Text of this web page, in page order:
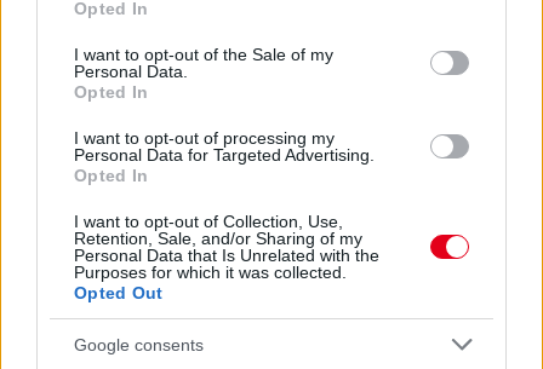
use your data for below specified purposes in below Google
consent section.
Opted In
I want to opt-out of the Sale of my
Personal Data.
Opted In
I want to opt-out of processing my
Personal Data for Targeted Advertising.
Opted In
I want to opt-out of Collection, Use,
Retention, Sale, and/or Sharing of my
Personal Data that Is Unrelated with the
Purposes for which it was collected.
Opted Out
Google consents
vissza a Honda: csaknem fél évszázaddal korábban szintén az
lett az eredmény.
részletek
előző hírek
Hallgasd meg a Formula Podcast
legfrissebb adását!